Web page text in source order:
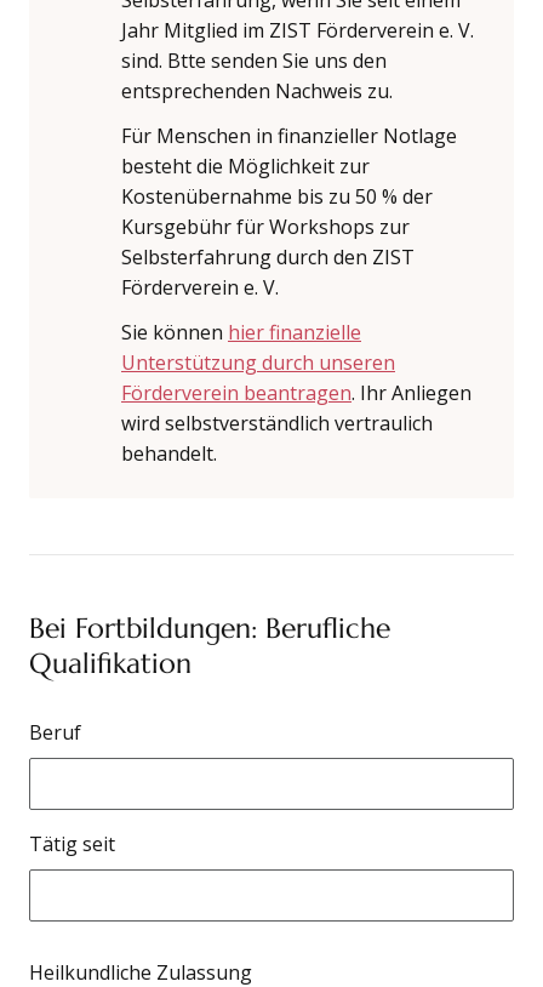
Jahr Mitglied im ZIST Förderverein e. V.
sind. Btte senden Sie uns den
entsprechenden Nachweis zu.
Für Menschen in finanzieller Notlage
besteht die Möglichkeit zur
Kostenübernahme bis zu 50 % der
Kursgebühr für Workshops zur
Selbsterfahrung durch den ZIST
Förderverein e. V.
Sie können hier finanzielle
Unterstützung durch unseren
Förderverein beantragen. Ihr Anliegen
wird selbstverständlich vertraulich
behandelt.
Bei Fortbildungen: Berufliche
Qualifikation
Beruf
Tätig seit
Heilkundliche Zulassung